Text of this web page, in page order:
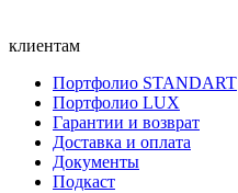
клиентам
Портфолио STANDART
Портфолио LUX
Гарантии и возврат
Доставка и оплата
Документы
Подкаст